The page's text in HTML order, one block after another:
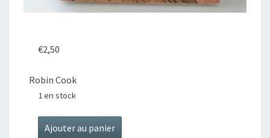
€2,50
Robin Cook
1 en stock
quantité
Ajouter au panier